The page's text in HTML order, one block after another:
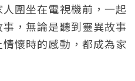
圍坐在電視機前，一起
，無論是聽到靈異故事
懷時的感動，都成為家